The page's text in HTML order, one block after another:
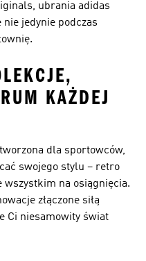
ubrania adidas
jedynie podczas
KAŻDEJ
dla sportowców,
swojego stylu – retro
wszystkim na osiągnięcia.
złączone siłą
Ci niesamowity świat